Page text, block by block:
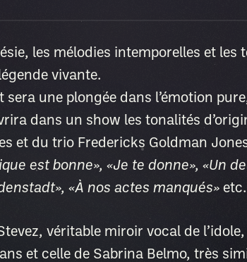
les mélodies intemporelles et les
vivante.
sera une plongée dans l’émotion
dans un show les tonalités
et du trio Fredericks Goldman
est bonne», «Je te donne», «Un
», «À nos actes manqués»
véritable miroir vocal de
et celle de Sabrina Belmo, très